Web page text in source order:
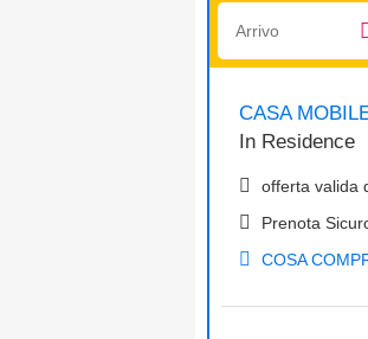
Arrivo:
CASA
In Residence
offerta valida
Prenota
COSA